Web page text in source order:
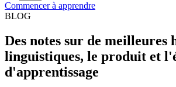
Commencer à apprendre
BLOG
Des notes sur de meilleures
linguistiques, le produit et
d'apprentissage